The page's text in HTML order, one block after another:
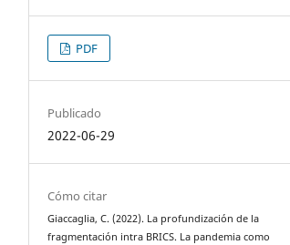
PDF
Publicado
2022-06-29
Cómo citar
Giaccaglia, C. (2022). La profundización de la
fragmentación intra BRICS. La pandemia como